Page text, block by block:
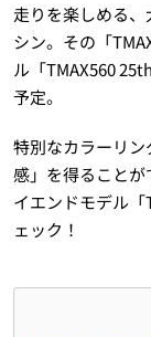
走りを楽しめる
シン。その「
ル「TMAX560
予定。
特別なカラーリ
感」を得ること
イエンドモデル
ェック！